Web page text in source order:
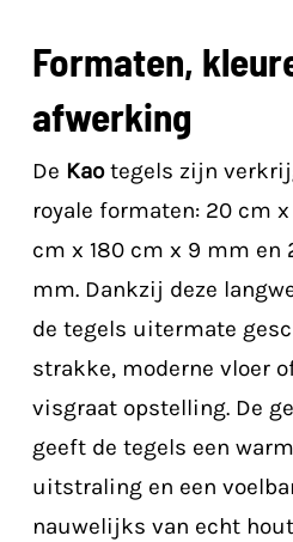
Formaten,
afwerking
De Kaotegels zijn
royale formaten: 20 cm
cm x 180 cm x 9 mm en
mm. Dankzij deze
de tegels uitermate
strakke, moderne vloer
visgraat opstelling. De
geeft de tegels een
uitstraling en een
nauwelijks van echt